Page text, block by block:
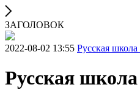
ЗАГОЛОВОК
2022-08-02 13:55 Русская школа
Русская школа